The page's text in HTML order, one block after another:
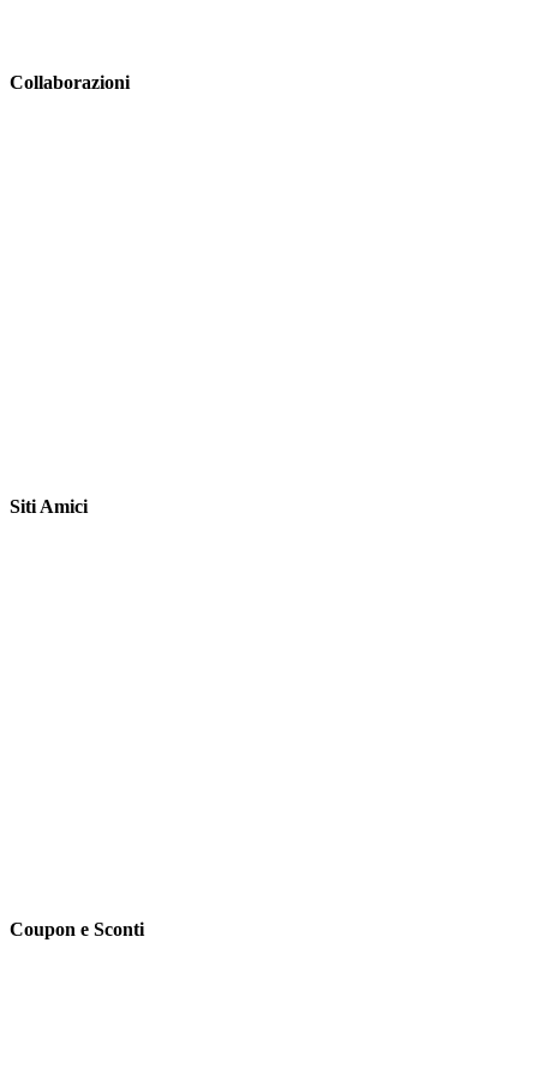
Collaborazioni
Siti Amici
Coupon e Sconti